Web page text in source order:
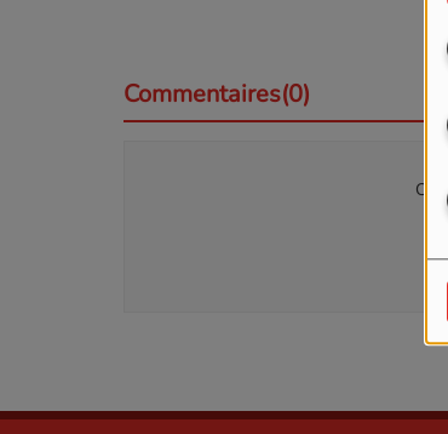
Commentaires(0)